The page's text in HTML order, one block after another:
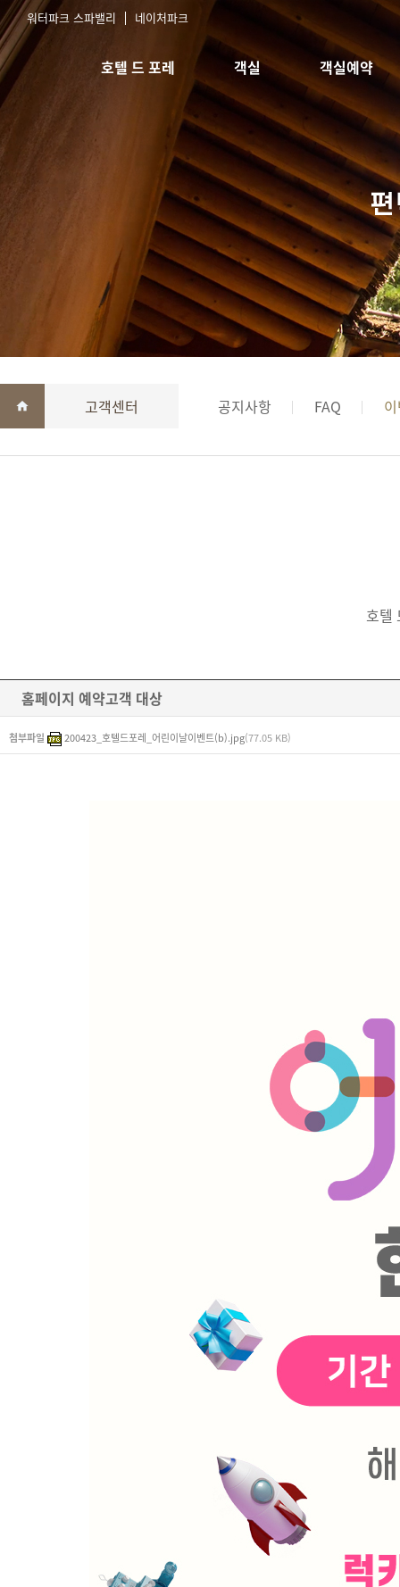
워터파크 스파밸리 네이처파크
호텔 드 포레 객실
스탠다드 침대
스탠다드 한실
한실취사형
스위트
객실예약
실시간예약
예약확인
고객센터 공지사항 FAQ
호텔
홈페이지 예약고객 대상
첨부파일 200423_호텔드포레_어린이날이벤트(b).jpg(77.05 KB)